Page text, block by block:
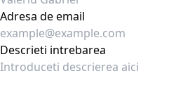
Adresa de email
Descrieti intrebarea